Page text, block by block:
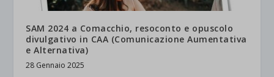
SAM 2024 a Comacchio, resoconto e opuscolo
divulgativo in CAA (Comunicazione Aumentativa
e Alternativa)
28 Gennaio 2025